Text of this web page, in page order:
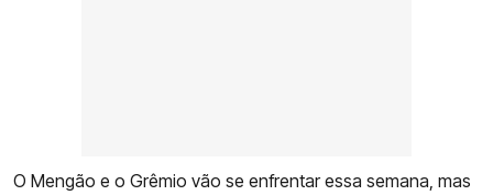
O Mengão e o Grêmio vão se enfrentar essa semana, mas